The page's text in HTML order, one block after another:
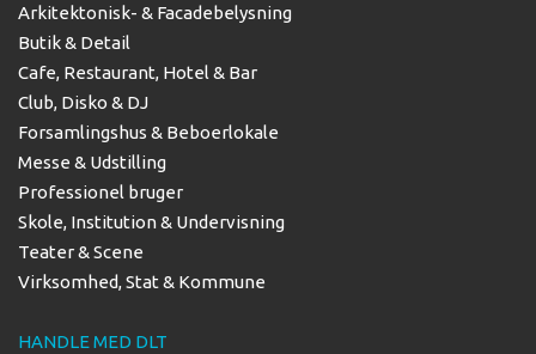
Arkitektonisk- & Facadebelysning
Butik & Detail
Cafe, Restaurant, Hotel & Bar
Club, Disko & DJ
Forsamlingshus & Beboerlokale
Messe & Udstilling
Professionel bruger
Skole, Institution & Undervisning
Teater & Scene
Virksomhed, Stat & Kommune
HANDLE MED DLT